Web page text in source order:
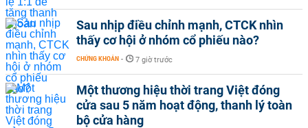
Sau nhịp điều chỉnh mạnh, CTCK nhìn
thấy cơ hội ở nhóm cổ phiếu nào?
CHỨNG KHOÁN - 7 giờ trước
Một thương hiệu thời trang Việt đóng
cửa sau 5 năm hoạt động, thanh lý toàn
bộ cửa hàng